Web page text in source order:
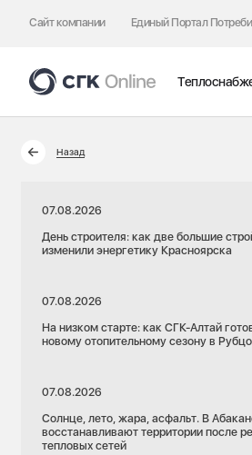
Сайт компании Единый Портал
Назад
07.08.2026
День строителя: как две большие
изменили энергетику Красноярска
07.08.2026
На низком старте: как СГК-Алтай
новому отопительному сезону в
07.08.2026
Солнце, лето, жара, асфальт. В
восстанавливают территории после
тепловых сетей